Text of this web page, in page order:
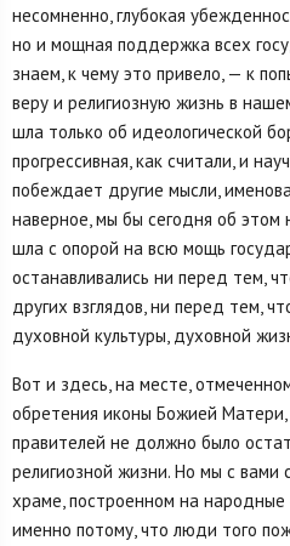
несомненно, глубокая
но и мощная поддержка всех
знаем, к чему это привело, — к
веру и религиозную жизнь в
шла только об идеологической
прогрессивная, как считали, и
побеждает другие мысли,
наверное, мы бы сегодня об этом
шла с опорой на всю мощь
останавливались ни перед тем,
других взглядов, ни перед тем,
духовной культуры, духовной
Вот и здесь, на месте,
обретения иконы Божией
правителей не должно было
религиозной жизни. Но мы с вами
храме, построенном на
именно потому, что люди того